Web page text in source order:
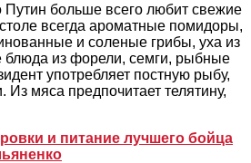
Путин больше всего любит свежие
всегда ароматные помидоры,
и соленые грибы, уха из
блюда из форели, семги, рыбные
употребляет постную рыбу,
Из мяса предпочитает телятину,
и питание лучшего бойца